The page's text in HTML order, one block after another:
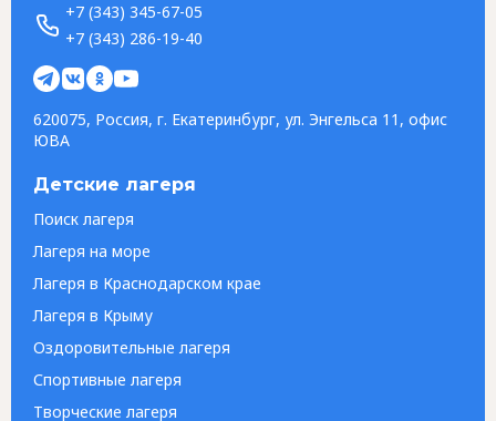
+7 (343) 345-67-05
+7 (343) 286-19-40
620075, Россия, г. Екатеринбург, ул. Энгельса 11, офис
ЮВА
Детские лагеря
Поиск лагеря
Лагеря на море
Лагеря в Краснодарском крае
Лагеря в Крыму
Оздоровительные лагеря
Спортивные лагеря
Творческие лагеря